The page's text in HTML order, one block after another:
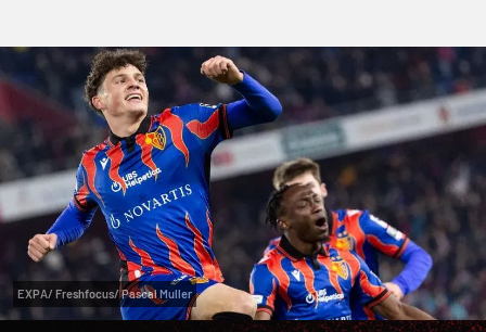
EXPA/ Freshfocus/ Pascal Muller